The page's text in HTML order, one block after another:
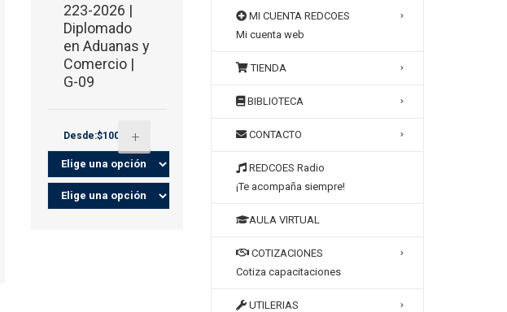
223-2026 |
Diplomado
en Aduanas y
Comercio |
G-09
Desde:$100.00+
MI CUENTA REDCOES
Mi cuenta web
TIENDA
BIBLIOTECA
CONTACTO
REDCOES Radio
¡Te acompaña siempre!
AULA VIRTUAL
COTIZACIONES
Cotiza capacitaciones
UTILERIAS